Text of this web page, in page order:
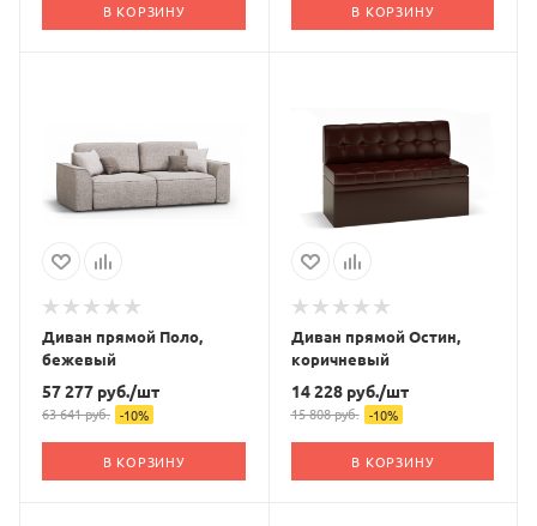
В КОРЗИНУ В КОРЗИНУ
Диван прямой Поло,
бежевый
57 277 руб./шт
63 641руб. -10%
В КОРЗИНУ
Диван прямой Остин,
коричневый
14 228руб./шт
15 808руб. -10%
В КОРЗИНУ